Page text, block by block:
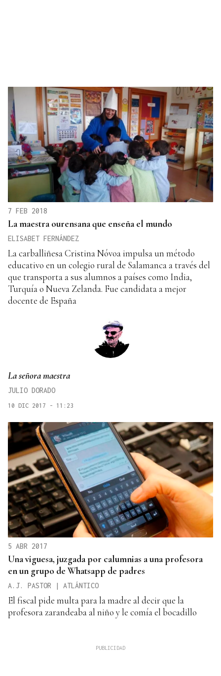
7 FEB 2018
La maestra ourensana que enseña el mundo
ELISABET FERNÁNDEZ
La carballiñesa Cristina Nóvoa impulsa un método
educativo en un colegio rural de Salamanca a través del
que transporta a sus alumnos a países como India,
Turquía o Nueva Zelanda. Fue candidata a mejor
docente de España
La señora maestra
JULIO DORADO
10 DIC 2017 - 11:23
5 ABR 2017
Una viguesa, juzgada por calumnias a una profesora
en un grupo de Whatsapp de padres
A.J. PASTOR | ATLÁNTICO
El fiscal pide multa para la madre al decir que la
profesora zarandeaba al niño y le comía el bocadillo